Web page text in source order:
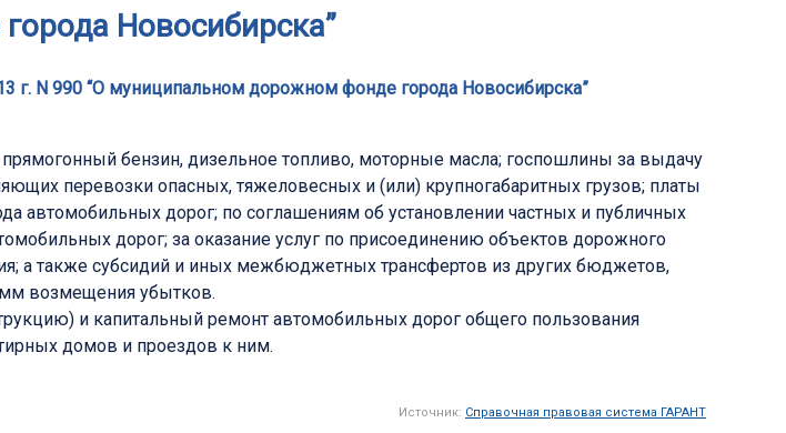
Новосибирска”
г. N 990 “О муниципальном дорожном фонде города Новосибирска”
бензин, дизельное топливо, моторные масла; госпошлины за выдачу
перевозки опасных, тяжеловесных и (или) крупногабаритных грузов; платы
автомобильных дорог; по соглашениям об установлении частных и публичных
дорог; за оказание услуг по присоединению объектов дорожного
а также субсидий и иных межбюджетных трансфертов из других бюджетов,
возмещения убытков.
и капитальный ремонт автомобильных дорог общего пользования
домов и проездов к ним.
Источник: Справочная правовая система ГАРАНТ